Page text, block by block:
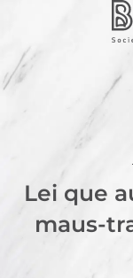
Lei que
maus-